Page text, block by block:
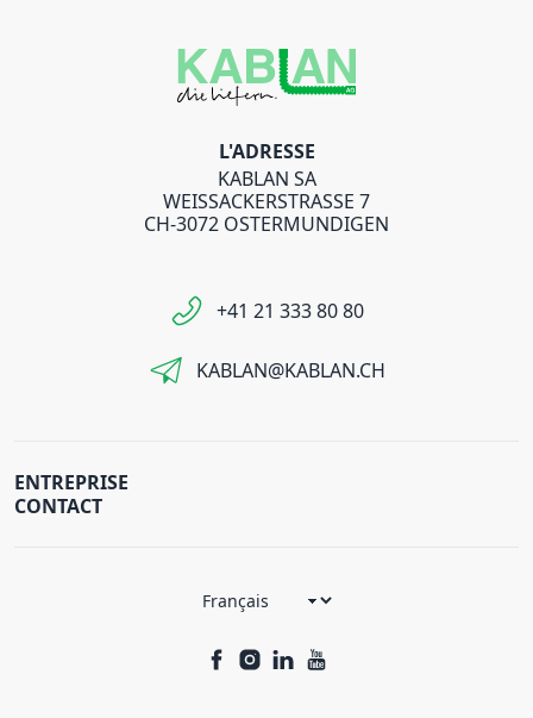
L'ADRESSE
KABLAN SA
WEISSACKERSTRASSE 7
CH-3072 OSTERMUNDIGEN
+41 21 333 80 80
KABLAN@KABLAN.CH
ENTREPRISE
CONTACT